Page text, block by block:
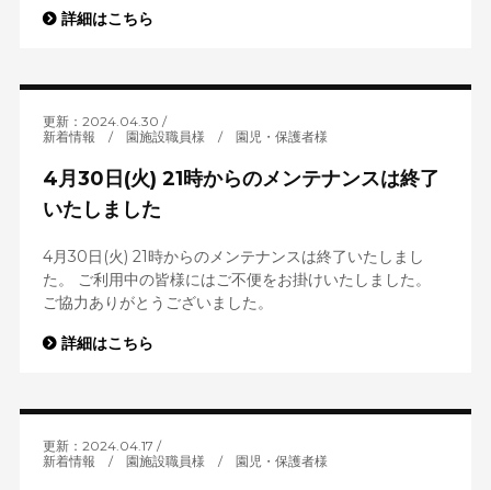
詳細はこちら
更新：2024.04.30
新着情報 / 園施設職員様 / 園児・保護者様
4月30日(火) 21時からのメンテナンスは終了
いたしました
4月30日(火) 21時からのメンテナンスは終了いたしまし
た。 ご利用中の皆様にはご不便をお掛けいたしました。
ご協力ありがとうございました。
詳細はこちら
更新：2024.04.17
新着情報 / 園施設職員様 / 園児・保護者様